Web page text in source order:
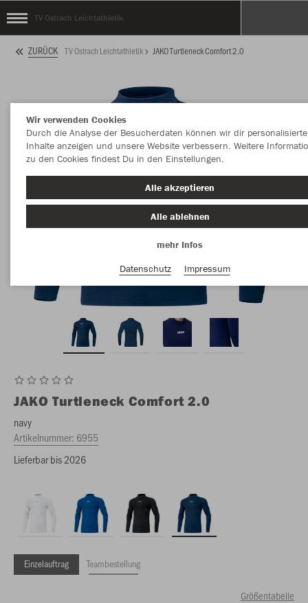
TV Ostrach Leichtathletik
ZURÜCK TV Ostrach Leichtathletik JAKO Turtleneck Comfort 2.0
JAKO Turtleneck Comfort 2.0
navy
Artikelnummer: 6955
Lieferbar bis 2026
Einzelauftrag Teambestellung
Größentabelle
Wir verwenden Cookies
Durch die Analyse der Besucherdaten können wir dir personalisierte
Inhalte anzeigen und unsere Website verbessern. Weitere
zu den Cookies findest Du in den Einstellungen.
Alle akzeptieren
Alle ablehnen
mehr Infos
Datenschutz
Impressum